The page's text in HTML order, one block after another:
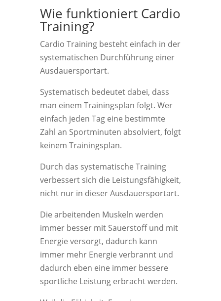
Wie funktioniert Cardio
Training?
Cardio Training besteht einfach in der
systematischen Durchführung einer
Ausdauersportart.
Systematisch bedeutet dabei, dass
man einem Trainingsplan folgt. Wer
einfach jeden Tag eine bestimmte
Zahl an Sportminuten absolviert, folgt
keinem Trainingsplan.
Durch das systematische Training
verbessert sich die Leistungsfähigkeit,
nicht nur in dieser Ausdauersportart.
Die arbeitenden Muskeln werden
immer besser mit Sauerstoff und mit
Energie versorgt, dadurch kann
immer mehr Energie verbrannt und
dadurch eben eine immer bessere
sportliche Leistung erbracht werden.